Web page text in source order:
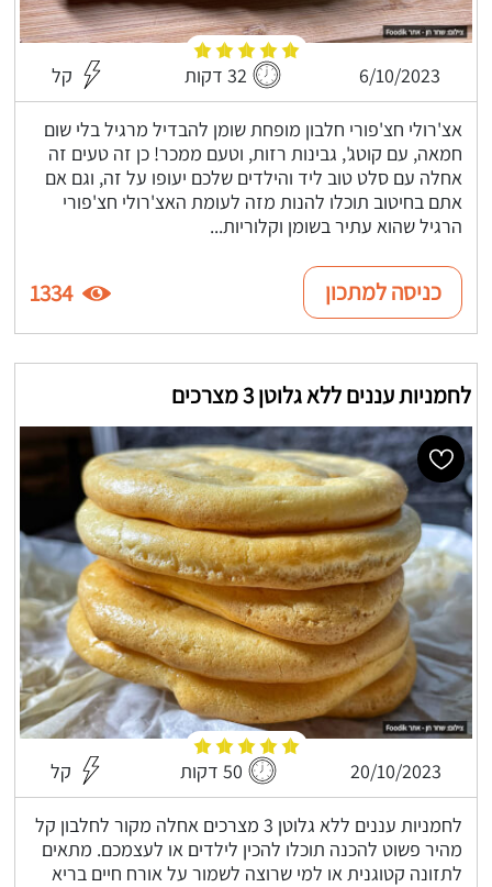
6/10/2023 32 דקות קל
אצ'רולי חצ'פורי חלבון מופחת שומן להבדיל מרגיל בלי שום
חמאה, עם קוטג', גבינות רזות, וטעם ממכר! כן זה טעים זה
אחלה עם סלט טוב ליד והילדים שלכם יעופו על זה, וגם אם
אתם בחיטוב תוכלו להנות מזה לעומת האצ'רולי חצ'פורי
הרגיל שהוא עתיר בשומן וקלוריות...
כניסה למתכון 1334
לחמניות עננים ללא גלוטן 3 מצרכים
20/10/2023 50 דקות קל
לחמניות עננים ללא גלוטן 3 מצרכים אחלה מקור לחלבון קל
מהיר פשוט להכנה תוכלו להכין לילדים או לעצמכם. מתאים
לתזונה קטוגנית או למי שרוצה לשמור על אורח חיים בריא